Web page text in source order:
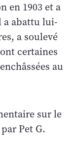
en 1903 et a
a abattu lui-
a soulevé
certaines
au
sur le
Pet G.